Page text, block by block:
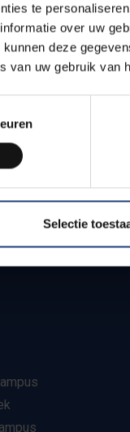
te
over uw
deze
van uw gebruik van
Selectie
you encountered the error.
aan-de-vub/alle-